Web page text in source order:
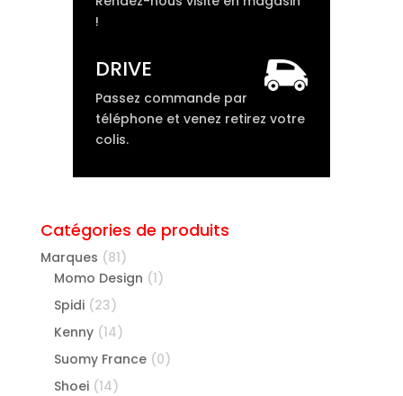
!
DRIVE
Passez commande par
téléphone et venez retirez votre
colis.
Catégories de produits
Marques (81)
Momo Design (1)
Spidi (23)
Kenny (14)
Suomy France (0)
Shoei (14)